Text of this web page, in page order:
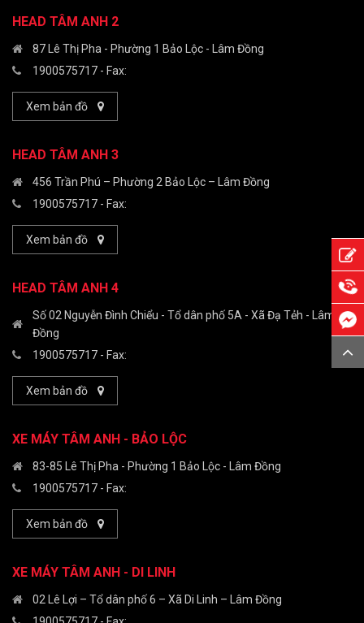
HEAD TÂM ANH 2
87 Lê Thị Pha - Phường 1 Bảo Lộc - Lâm Đồng
1900575717 - Fax:
Xem bản đồ
HEAD TÂM ANH 3
456 Trần Phú – Phường 2 Bảo Lộc – Lâm Đồng
1900575717 - Fax:
Xem bản đồ
HEAD TÂM ANH 4
Số 02 Nguyễn Đình Chiểu - Tổ dân phố 5A - Xã Đạ Tẻh - Lâm
Đồng
1900575717 - Fax:
Xem bản đồ
XE MÁY TÂM ANH - BẢO LỘC
83-85 Lê Thị Pha - Phường 1 Bảo Lộc - Lâm Đồng
1900575717 - Fax:
Xem bản đồ
XE MÁY TÂM ANH - DI LINH
02 Lê Lợi – Tổ dân phố 6 – Xã Di Linh – Lâm Đồng